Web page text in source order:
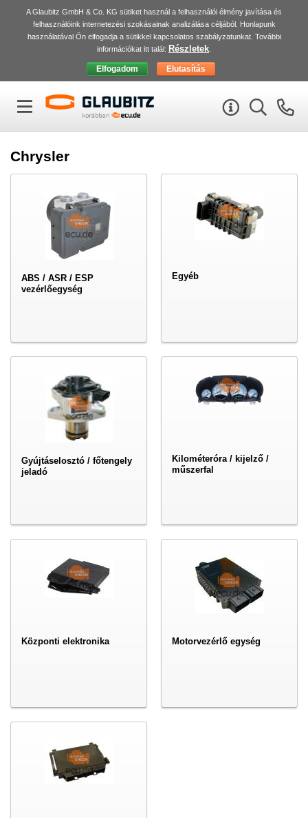
A Glaubitz GmbH & Co. KG sütiket használ a felhasználói élmény javítása és
felhasználóink internetezési szokásainak analizálása céljából. Honlapunk
használatával Ön elfogadja a sütikkel kapcsolatos szabályzatunkat. További
információkat itt talál: Részletek
Chrysler
ABS / ASR / ESP
vezérlőegység
Egyéb
Gyújtáselosztó / főtengely
jeladó
Kilométeróra / kijelző /
műszerfal
Központi elektronika Motorvezérlő egység